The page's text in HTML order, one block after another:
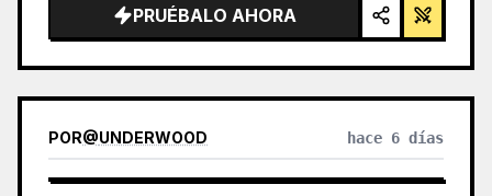
3D altamente realista. Reemplaza las
rampas lisas por escalones de piedra
PRUÉBALO AHORA
POR@UNDERWOOD hace 6 días